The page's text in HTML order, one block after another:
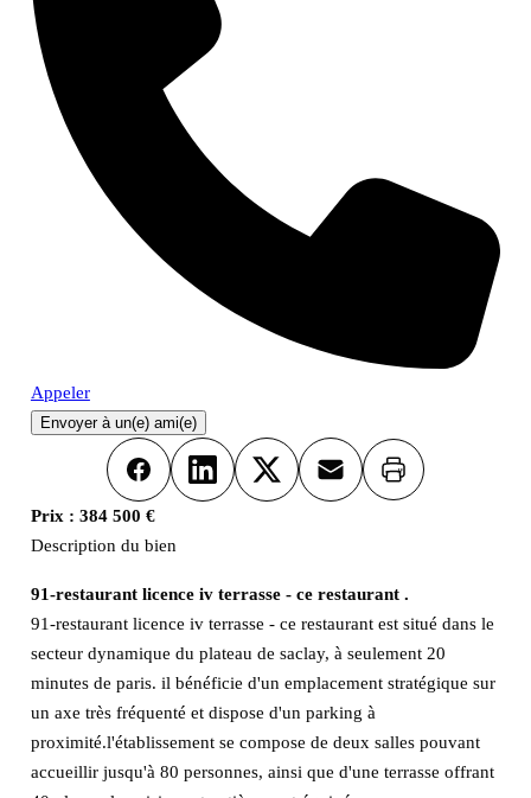
Appeler
Envoyer à un(e) ami(e)
FacebookLinkedInX Email Imprimer
Prix : 384 500 €
Description du bien
91-restaurant licence iv terrasse - ce restaurant .
91-restaurant licence iv terrasse - ce restaurant est situé dans le
secteur dynamique du plateau de saclay, à seulement 20
minutes de paris. il bénéficie d'un emplacement stratégique sur
un axe très fréquenté et dispose d'un parking à
proximité.l'établissement se compose de deux salles pouvant
accueillir jusqu'à 80 personnes, ainsi que d'une terrasse offrant